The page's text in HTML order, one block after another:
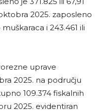
2025. zaposleno
i 243.461 ili
uprave
2025. na području
109.374 fiskalnih
2025. evidentiran